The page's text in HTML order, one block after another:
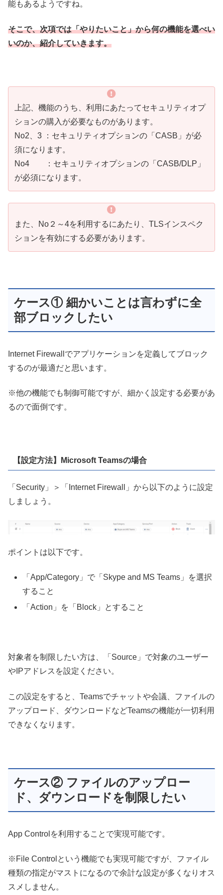
能もあるようですね。
そこで、次項では「やりたいこと」から何の機能を選べい
いのか、紹介していきます。
上記、機能のうち、利用にあたってセキュリティオプ
ションの購入が必要なものがあります。
No2、3 ：セキュリティオプションの「CASB」が必
須になります。
No4 ：セキュリティオプションの「CASB/DLP」
が必須になります。
また、No２～4を利用するにあたり、TLSインスペク
ションを有効にする必要があります。
ケース① 細かいことは言わずに全
部ブロックしたい
Internet Firewallでアプリケーションを定義してブロック
するのが最適だと思います。
※他の機能でも制御可能ですが、細かく設定する必要があ
るので面倒です。
【設定方法】Microsoft Teamsの場合
「Security」＞「Internet Firewall」から以下のように設定
しましょう。
ポイントは以下です。
「App/Category」で「Skype and MS Teams」を選択
すること
「Action」を「Block」とすること
対象者を制限したい方は、「Source」で対象のユーザー
やIPアドレスを設定ください。
この設定をすると、Teamsでチャットや会議、ファイルの
アップロード、ダウンロードなどTeamsの機能が一切利用
できなくなります。
ケース② ファイルのアップロー
ド、ダウンロードを制限したい
App Controlを利用することで実現可能です。
※File Controlという機能でも実現可能ですが、ファイル
種類の指定がマストになるので余計な設定が多くなりオス
スメしません。